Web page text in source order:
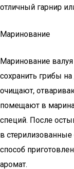
отличный гарнир
Маринование
Маринование
сохранить грибы
очищают,
помещают в
специй. После
в стерилизованные
способ
аромат.